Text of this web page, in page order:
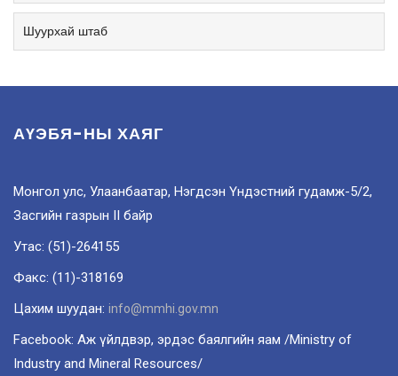
Шуурхай штаб
АҮЭБЯ-НЫ ХАЯГ
Монгол улс, Улаанбаатар, Нэгдсэн Үндэстний гудамж-5/2,
Засгийн газрын II байр
Утас: (51)-264155
Факс: (11)-318169
Цахим шуудан: info@mmhi.gov.mn
Facebook: Аж үйлдвэр, эрдэс баялгийн яам /Ministry of
Industry and Mineral Resources/